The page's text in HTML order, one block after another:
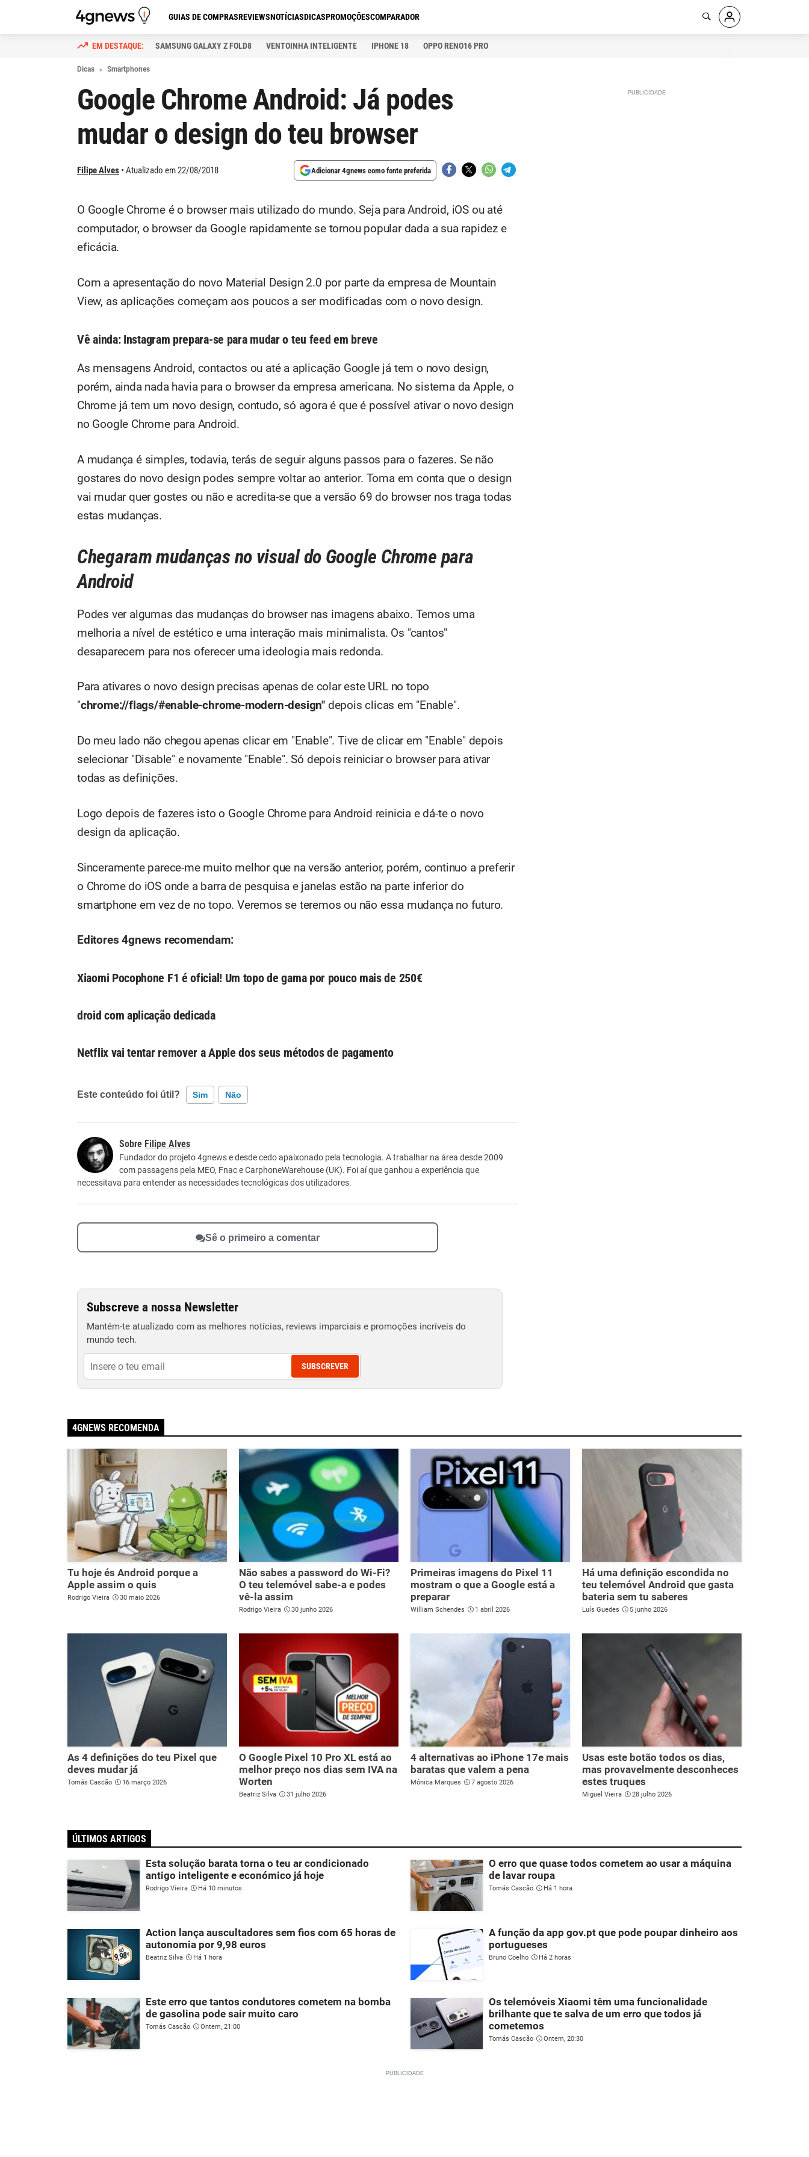
GUIAS DE COMPRASREVIEWSNOTÍCIASDICASPROMOÇÕESCOMPARADOR
SAMSUNG GALAXY Z FOLD8 VENTOINHA INTELIGENTE IPHONE 18 OPPO RENO16 PRO
Dicas Smartphones
Google Chrome Android: Já podes
mudar o design do teu browser
Filipe Alves Atualizado em 22/08/2018 Adicionar 4gnews como fonte preferida
O Google Chrome é o browser mais utilizado do mundo. Seja para Android, iOS ou até
computador, o browser da Google rapidamente se tornou popular dada a sua rapidez e
eficácia.
Com a apresentação do novo Material Design 2.0 por parte da empresa de Mountain
View, as aplicações começam aos poucos a ser modificadas com o novo design.
Vê ainda: Instagram prepara-se para mudar o teu feed em breve
As mensagens Android, contactos ou até a aplicação Google já tem o novo design,
porém, ainda nada havia para o browser da empresa americana. No sistema da Apple, o
Chrome já tem um novo design, contudo, só agora é que é possível ativar o novo design
no Google Chrome para Android.
A mudança é simples, todavia, terás de seguir alguns passos para o fazeres. Se não
gostares do novo design podes sempre voltar ao anterior. Toma em conta que o design
vai mudar quer gostes ou não e acredita-se que a versão 69 do browser nos traga todas
estas mudanças.
Chegaram mudanças no visual do Google Chrome para
Android
Podes ver algumas das mudanças do browser nas imagens abaixo. Temos uma
melhoria a nível de estético e uma interação mais minimalista. Os "cantos"
desaparecem para nos oferecer uma ideologia mais redonda.
Para ativares o novo design precisas apenas de colar este URL no topo
"chrome://flags/#enable-chrome-modern-design" depois clicas em "Enable".
Do meu lado não chegou apenas clicar em "Enable". Tive de clicar em "Enable" depois
selecionar "Disable" e novamente "Enable". Só depois reiniciar o browser para ativar
todas as definições.
Logo depois de fazeres isto o Google Chrome para Android reinicia e dá-te o novo
design da aplicação.
Sinceramente parece-me muito melhor que na versão anterior, porém, continuo a preferir
o Chrome do iOS onde a barra de pesquisa e janelas estão na parte inferior do
smartphone em vez de no topo. Veremos se teremos ou não essa mudança no futuro.
Editores 4gnews recomendam:
Xiaomi Pocophone F1 é oficial! Um topo de gama por pouco mais de 250€
droid com aplicação dedicada
Netflix vai tentar remover a Apple dos seus métodos de pagamento
Este conteúdo foi útil? Sim Não
Este conteúdo não tem a informação que procuro
Outro
Filipe Alves
Fundador do projeto 4gnews e desde cedo apaixonado pela tecnologia. A trabalhar na área desde 2009
com passagens pela MEO, Fnac e CarphoneWarehouse (UK). Foi aí que ganhou a experiência que
necessitava para entender as necessidades tecnológicas dos utilizadores.
Sê o primeiro a comentar
Subscreve a nossa Newsletter
Mantém-te atualizado com as melhores notícias, reviews imparciais e promoções incríveis do
mundo tech.
SUBSCREVER
4GNEWS RECOMENDA
Tu hoje és Android porque a
Apple assim o quis
Rodrigo Vieira 30 maio 2026
Não sabes a password do Wi-Fi?
O teu telemóvel sabe-a e podes
vê-la assim
Rodrigo Vieira 30 junho 2026
Primeiras imagens do Pixel 11
mostram o que a Google está a
preparar
William Schendes 1 abril 2026
Há uma definição escondida no
teu telemóvel Android que gasta
bateria sem tu saberes
Luís Guedes 5 junho 2026
As 4 definições do teu Pixel que
deves mudar já
Tomás Cascão 16 março 2026
O Google Pixel 10 Pro XL está ao
melhor preço nos dias sem IVA na
Worten
Beatriz Silva 31 julho 2026
4 alternativas ao iPhone 17e mais
baratas que valem a pena
Mónica Marques 7 agosto 2026
Usas este botão todos os dias,
mas provavelmente desconheces
estes truques
Miguel Vieira 28 julho 2026
ÚLTIMOS ARTIGOS
Esta solução barata torna o teu ar condicionado
antigo inteligente e económico já hoje
Rodrigo Vieira Há 10 minutos
O erro que quase todos cometem ao usar a máquina
de lavar roupa
Tomás Cascão Há 1 hora
Action lança auscultadores sem fios com 65 horas de
autonomia por 9,98 euros
Beatriz Silva Há 1 hora
A função da app gov.pt que pode poupar dinheiro aos
portugueses
Bruno Coelho Há 2 horas
Este erro que tantos condutores cometem na bomba
de gasolina pode sair muito caro
Tomás Cascão Ontem, 21:00
Os telemóveis Xiaomi têm uma funcionalidade
brilhante que te salva de um erro que todos já
cometemos
Tomás Cascão Ontem, 20:30